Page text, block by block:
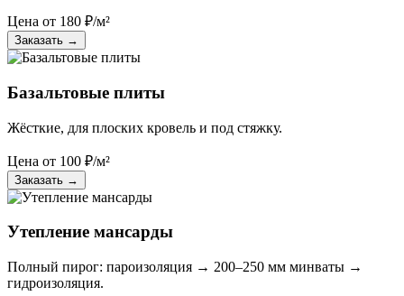
Цена от 180 ₽/м²
Заказать →
Базальтовые плиты
Жёсткие, для плоских кровель и под стяжку.
Цена от 100 ₽/м²
Заказать →
Утепление мансарды
Полный пирог: пароизоляция → 200–250 мм минваты →
гидроизоляция.